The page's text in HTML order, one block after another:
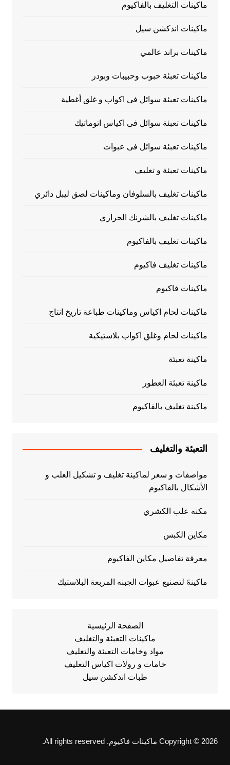
ماكينات التغليف بالفاكيوم
ماكينات اندكشن سيل
ماكينات براند عالمي
ماكينات تعبئة حبوب وحبيبات وبودر
ماكينات تعبئة سوائل فى اكواب و غلق أغطية
ماكينات تعبئة سوائل فى اكياس اتوماتيك
ماكينات تعبئة سوائل فى عبوات
ماكينات تعبئة و تغليف
ماكينات تغليف بالسلوفان وماكينات لصق ليبل دائري
ماكينات تغليف بالشرنك الحراري
ماكينات تغليف بالفاكيوم
ماكينات تغليف فاكيوم
ماكينات فاكيوم
ماكينات لحام اكياس وماكينات طباعة تاريخ انتاج
ماكينات لحام وغلق اكواب بلاستيكية
ماكينة تعبئة
ماكينة تعبئة العطور
ماكينة تغليف بالفاكيوم
التعبئة والتغليف
مواصفات و سعر لماكينة تغليف و تشكيل العلب و
الأشكال بالفاكيوم
مكنه علب الكشري
مكاين الكبس
معرفة تفاصيل مكاين الفاكيوم
ماكينهً لتصنيع عبوات الجبنه المربعة البلاستيك
الصفحة الرئيسية
ماكينات التعبئة والتغليف
مواد وخامات التعبئة والتغليف
خامات و رولات اكياس التغليف
طبات اندكشن سيل
Copyright © 2026 ماكينات فاكيوم. All rights reserved.